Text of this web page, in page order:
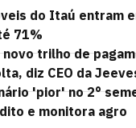
do Itaú entram
71%
trilho de
diz CEO da
'pior' no 2°
e monitora agro